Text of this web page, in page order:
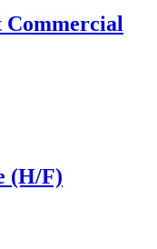
Commercial
(H/F)